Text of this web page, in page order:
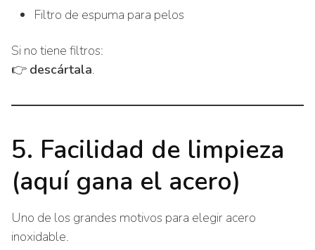
Filtro de espuma para pelos
Si no tiene filtros:
👉 descártala.
5. Facilidad de limpieza
(aquí gana el acero)
Uno de los grandes motivos para elegir acero
inoxidable.